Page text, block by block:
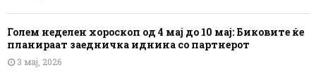
Голем неделен хороскоп од 4 мај до 10 мај: Биковите ќе
планираат заедничка иднина со партнерот
3 мај, 2026